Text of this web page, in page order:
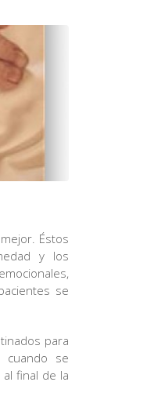
Éstos
y los
se
para
cuando se
final de la